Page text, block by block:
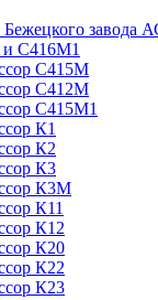
завода
и С416М1
С415М
С412М
С415М1
К1
К2
К3
К3М
К11
К12
К20
К22
К23